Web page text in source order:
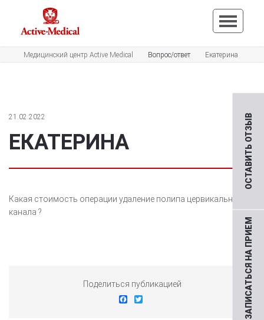
ЗАПИСАТЬСЯ НА ПРИЕМ
ОСТАВИТЬ ОТЗЫВ
Медицинский центр Active Medical Вопрос/ответ Екатерина
21.02.2022
ЕКАТЕРИНА
Какая стоимость операции удаление полипа цервикального
канала ?
Поделиться публикацией